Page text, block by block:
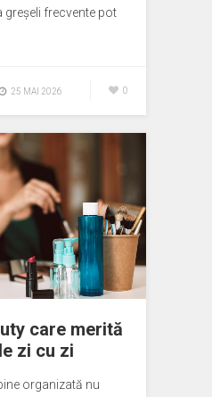
greșeli frecvente pot
25 MAI 2026 0
care merită
zi cu zi
organizată nu